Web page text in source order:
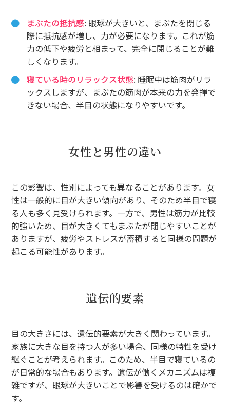
まぶたの抵抗感: 眼球が大きいと、まぶたを閉じる
際に抵抗感が増し、力が必要になります。これが筋
力の低下や疲労と相まって、完全に閉じることが難
しくなります。
寝ている時のリラックス状態: 睡眠中は筋肉がリラ
ックスしますが、まぶたの筋肉が本来の力を発揮で
きない場合、半目の状態になりやすいです。
女性と男性の違い
この影響は、性別によっても異なることがあります。女
性は一般的に目が大きい傾向があり、そのため半目で寝
る人も多く見受けられます。一方で、男性は筋力が比較
的強いため、目が大きくてもまぶたが閉じやすいことが
ありますが、疲労やストレスが蓄積すると同様の問題が
起こる可能性があります。
遺伝的要素
目の大きさには、遺伝的要素が大きく関わっています。
家族に大きな目を持つ人が多い場合、同様の特性を受け
継ぐことが考えられます。このため、半目で寝ているの
が日常的な場合もあります。遺伝が働くメカニズムは複
雑ですが、眼球が大きいことで影響を受けるのは確かで
す。